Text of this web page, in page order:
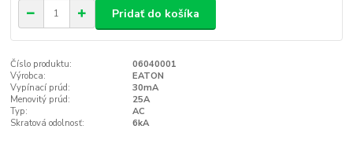
Pridať do košíka
Číslo produktu:
06040001
Výrobca:
EATON
Vypínací prúd:
30mA
Menovitý prúd:
25A
Typ:
AC
Skratová odolnosť:
6kA